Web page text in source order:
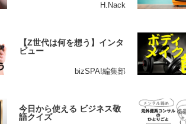
H.Nack
【Z世代は何を想う】インタ
ビュー
bizSPA!編集部
今日から使える ビジネス敬
語クイズ